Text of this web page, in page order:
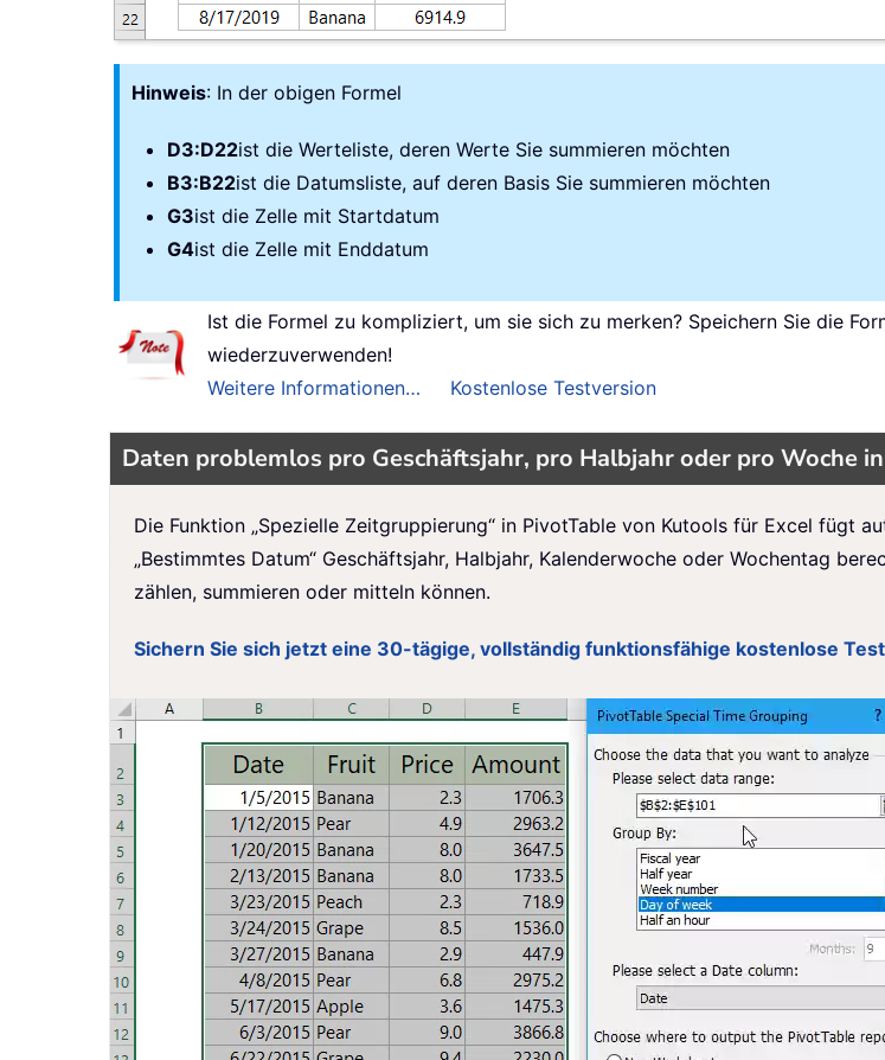
Hinweis: In der obigen Formel
D3:D22ist die Werteliste, deren Werte Sie summieren möchten
B3:B22ist die Datumsliste, auf deren Basis Sie summieren möchten
G3ist die Zelle mit Startdatum
G4ist die Zelle mit Enddatum
Ist die Formel zu kompliziert, um sie sich zu merken? Speichern Sie die
wiederzuverwenden!
Weitere Informationen…
Kostenlose Testversion
Daten problemlos pro Geschäftsjahr, pro Halbjahr oder pro Woche
Die Funktion „Spezielle Zeitgruppierung“ in PivotTable von Kutools für Excel fügt
„Bestimmtes Datum“ Geschäftsjahr, Halbjahr, Kalenderwoche oder Wochentag
zählen, summieren oder mitteln können.
Sichern Sie sich jetzt eine 30-tägige, vollständig funktionsfähige kostenlose